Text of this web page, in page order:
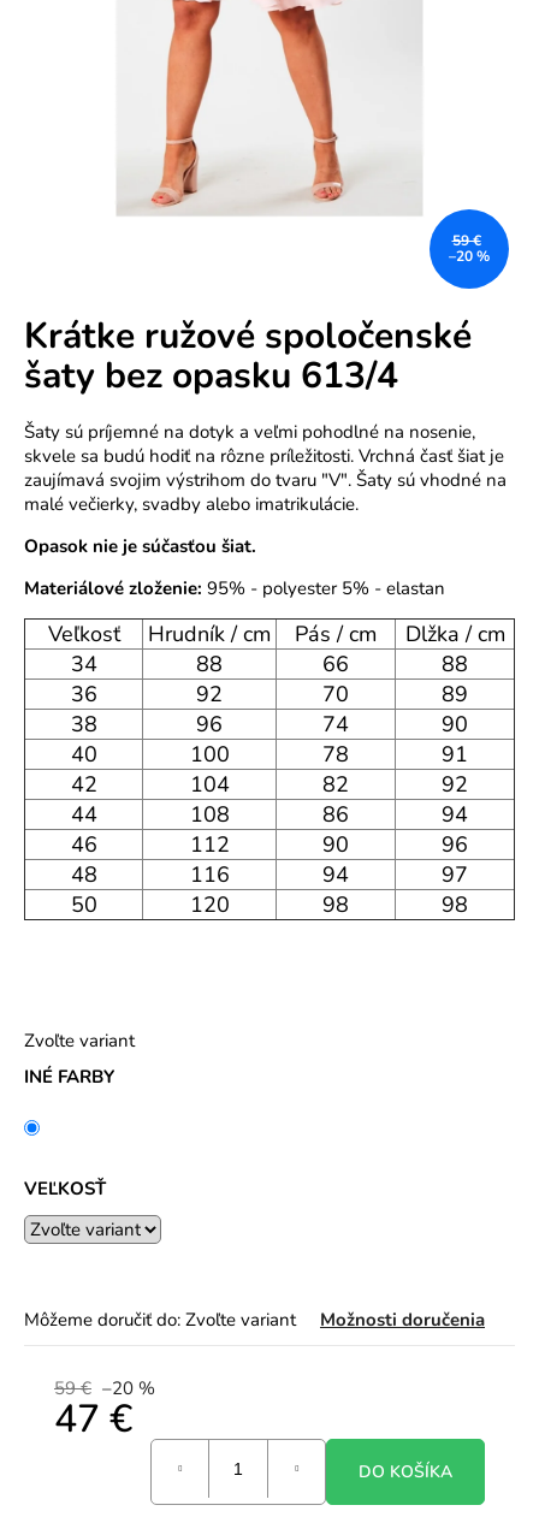
Krátke ružové spoločenské
šaty bez opasku 613/4
Šaty sú príjemné na dotyk a veľmi pohodlné na nosenie,
skvele sa budú hodiť na rôzne príležitosti. Vrchná časť šiat je
zaujímavá svojim výstrihom do tvaru "V". Šaty sú vhodné na
malé večierky, svadby alebo imatrikulácie.
Opasok nie je súčasťou šiat.
Materiálové zloženie: 95% - polyester 5% - elastan
Veľkosť Hrudník / cm Pás / cm
Dlžka / cm
34
88 66
88
36
92 70
89
38
96 74
90
40
100 78
91
42
104 82
92
44
108 86
94
46
112 90
96
48
116 94
97
50
120 98 98
INÉ FARBY
VEĽKOSŤ
Môžeme doručiť do: Zvoľte variant Možnosti doručenia
Zvoľte variant
59 € –20 %
47 €
DO KOŠÍKA
59 €
–20 %
HĽADAŤ
O
d
p
r
ú
č
a